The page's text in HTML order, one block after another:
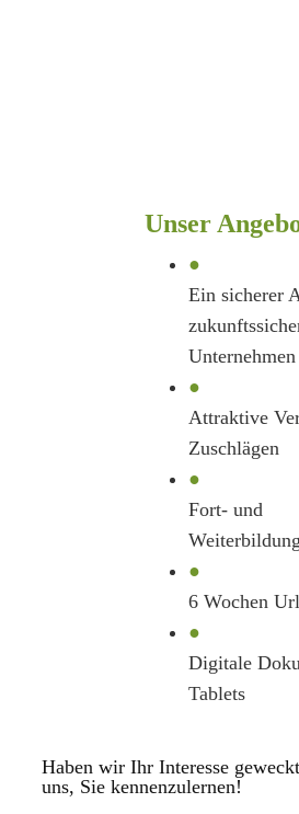
Unser
●
Ein sicherer
Unternehmen
●
Attraktive
Zuschlägen
●
Fort- und
●
6 Wochen
●
Digitale
Tablets
Haben wir Ihr Interesse
uns, Sie kennenzulernen!